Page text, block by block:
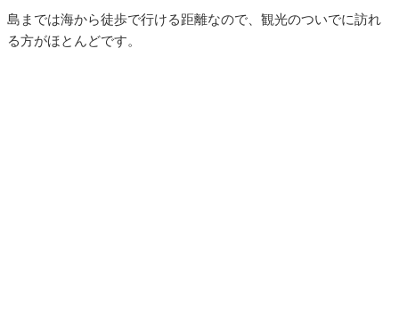
島までは海から徒歩で行ける距離なので、観光のついでに訪れ
る方がほとんどです。